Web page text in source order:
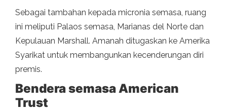
Sebagai tambahan kepada micronia semasa, ruang
ini meliputi Palaos semasa, Marianas del Norte dan
Kepulauan Marshall. Amanah ditugaskan ke Amerika
Syarikat untuk membangunkan kecenderungan diri
premis.
Bendera semasa American
Trust